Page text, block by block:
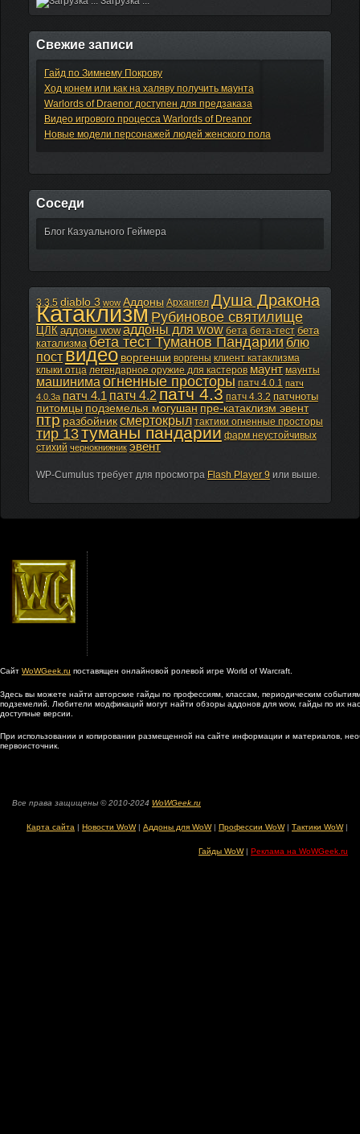
Свежие записи
Гайд по Зимнему Покрову
Ход конем или как на халяву получить маунта
Warlords of Draenor доступен для предзаказа
Видео игрового процесса Warlords of Dreanor
Новые модели персонажей людей женского пола
Соседи
Блог Казуального Геймера
3.3.5 diablo 3 wow Аддоны Архангел Душа Дракона
Катаклизм Рубиновое святилище
ЦЛК аддоны wow аддоны для wow бета бета-тест бета
катализма бета тест Туманов Пандарии блю
поствидео воргенши воргены клиент катаклизма
клыки отца легендарное оружие для кастеров маунт маунты
машинима огненные просторы патч 4.0.1 патч
4.0.3а патч 4.1 патч 4.2 патч 4.3 патч 4.3.2 патчноты
питомцы подземелья могушанпре-катаклизм эвент
птр разбойниксмертокрыл тактики огненные просторы
тир 13туманы пандарии фарм неустойчивых
стихий чернокнижник эвент
WP-Cumulus требует для просмотра Flash Player 9 или выше.
Сайт WoWGeek.ru поставящен онлайновой ролевой игре World of Warcraft.
Здесь вы можете найти авторские гайды по профессиям, классам, периодическим
подземелий. Любители модфикаций могут найти обзоры аддонов для wow, гайды по их
доступные версии.
При использовании и копировании размещенной на сайте информации и материалов,
первоисточник.
Все права защищены © 2010-2024 WoWGeek.ru
Карта сайта | Новости WoW| Аддоны для WoW| Профессии WoW| Тактики WoW|
Гайды WoW| Реклама на WoWGeek.ru